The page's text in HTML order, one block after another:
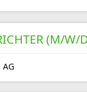
(M/W/
AG